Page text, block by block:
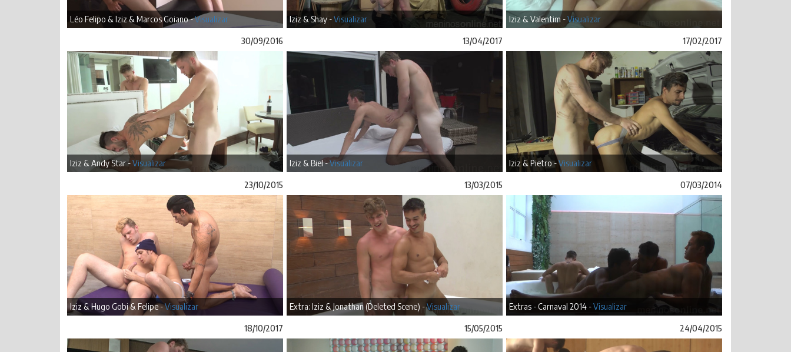
Léo Felipo & Iziz & Marcos Goiano -Visualizar Iziz & Shay -Visualizar Iziz & Valentim -Visualizar
30/09/2016
Iziz & Andy Star -Visualizar
13/04/2017
Iziz & Biel -Visualizar
17/02/2017
Iziz & Pietro -Visualizar
23/10/2015
Iziz & Hugo Gobi & Felipe -Visualizar
13/03/2015
Extra: Iziz & Jonathan (Deleted Scene) -Visualizar
07/03/2014
Extras - Carnaval 2014 -Visualizar
18/10/2017 15/05/2015 24/04/2015